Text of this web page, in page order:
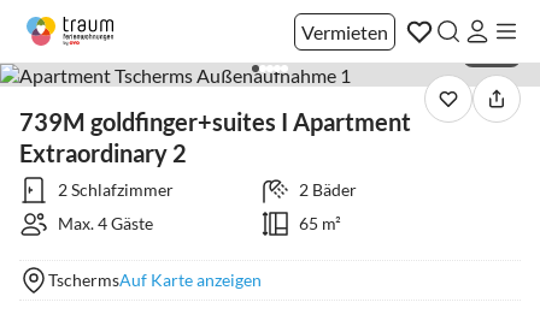
Vermieten
739M goldfinger+suites I Apartment
Extraordinary 2
2 Schlafzimmer
2 Bäder
Max. 4 Gäste
65 m²
TschermsAuf Karte anzeigen